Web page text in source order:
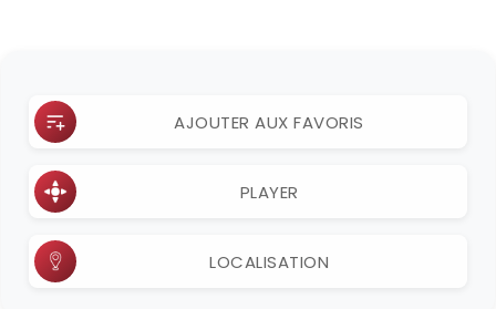
AJOUTER AUX FAVORIS
PLAYER
LOCALISATION